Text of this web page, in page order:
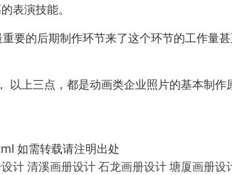
表演技能。
要的后期制作环节来了这个环节的工作量
上三点，都是动画类企业照片的基本制作
如需转载请注明出处
计清溪画册设计石龙画册设计塘厦画册设